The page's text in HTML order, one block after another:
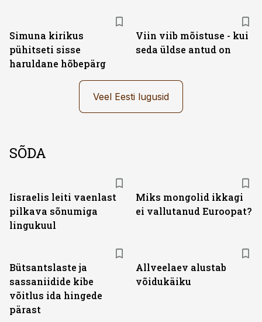
Simuna kirikus
pühitseti sisse
haruldane hõbepärg
Viin viib mõistuse - kui
seda üldse antud on
Veel Eesti lugusid
SÕDA
Iisraelis leiti vaenlast
pilkava sõnumiga
lingukuul
Miks mongolid ikkagi
ei vallutanud Euroopat?
Bütsantslaste ja
sassaniidide kibe
võitlus ida hingede
pärast
Allveelaev alustab
võidukäiku